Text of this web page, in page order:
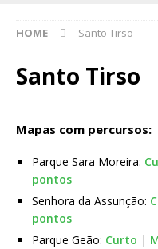
HOME Santo Tirso
Santo Tirso
Mapas com percursos:
Parque Sara Moreira:
pontos
Senhora da Assunção:
pontos
Parque Geão: Curto |